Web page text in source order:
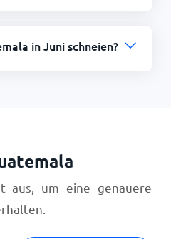
in Juni schneien?
aus, um eine genauere